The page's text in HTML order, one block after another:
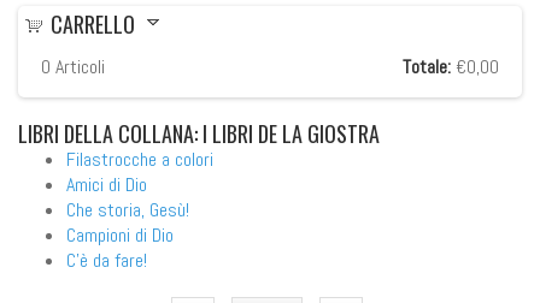
CARRELLO
0 Articoli Totale: €0,00
LIBRI DELLA COLLANA: I LIBRI DE LA GIOSTRA
Filastrocche a colori
Amici di Dio
Che storia, Gesù!
Campioni di Dio
C'è da fare!